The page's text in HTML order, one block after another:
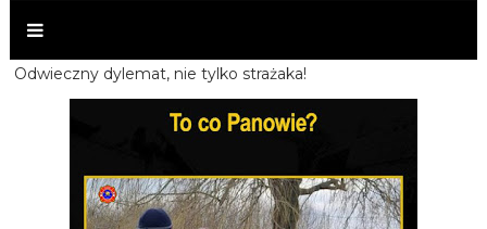
Odwieczny dylemat, nie tylko strażaka!